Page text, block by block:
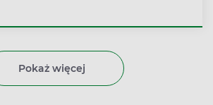
Pokaż więcej